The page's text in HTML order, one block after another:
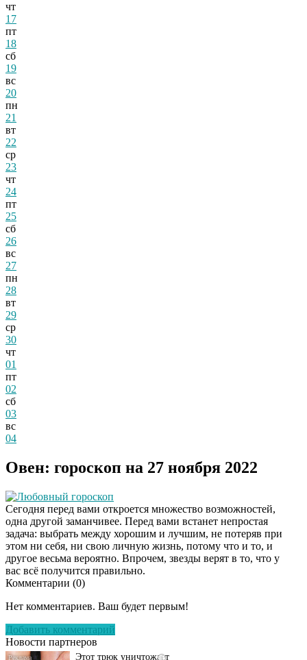
чт
17
пт
18
сб
19
вс
20
пн
21
вт
22
ср
23
чт
24
пт
25
сб
26
вс
27
пн
28
вт
29
ср
30
чт
01
пт
02
сб
03
вс
04
Овен: гороскоп на 27 ноября 2022
Любовный гороскоп
Сегодня перед вами откроется множество возможностей,
одна другой заманчивее. Перед вами встанет непростая
задача: выбрать между хорошим и лучшим, не потеряв при
этом ни себя, ни свою личную жизнь, потому что и то, и
другое весьма вероятно. Впрочем, звезды верят в то, что у
вас всё получится правильно.
Комментарии (0)
Нет комментариев. Ваш будет первым!
Добавить комментарий
Новости партнеров
Даже самый
исчезнет с корнем,
i
Этот трюк уничтожает